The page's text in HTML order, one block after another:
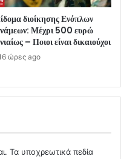
διοίκησης Ενόπλων
Μέχρι 500 ευρώ
– Ποιοι είναι δικαιούχοι
ώρες ago
Τα υποχρεωτικά πεδία